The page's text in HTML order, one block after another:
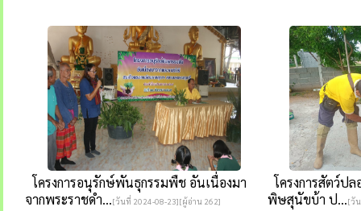
โครงการอนุรักษ์พันธุกรรมพืช อันเนื่องมา
จากพระราชดำ...[วันที่ 2024-08-23][ผู้อ่าน 262]
โครงการสัตว์ป
พิษสุนัขบ้า ป...[วั